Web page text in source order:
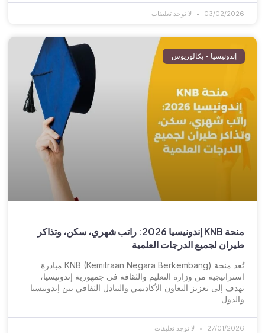
03/02/2026 لا توجد تعليقات
إندونيسيا - بكالوريوس
منحة KNB إندونيسيا 2026: راتب شهري، سكن، وتذاكر
طيران لجميع الدرجات العلمية
تُعد منحة KNB (Kemitraan Negara Berkembang) مبادرة
استراتيجية من وزارة التعليم والثقافة في جمهورية إندونيسيا،
تهدف إلى تعزيز التعاون الأكاديمي والتبادل الثقافي بين إندونيسيا
والدول
27/01/2026 لا توجد تعليقات